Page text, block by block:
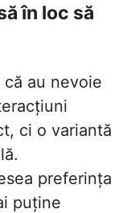
în loc să
au nevoie
ci o variantă
preferința
puține